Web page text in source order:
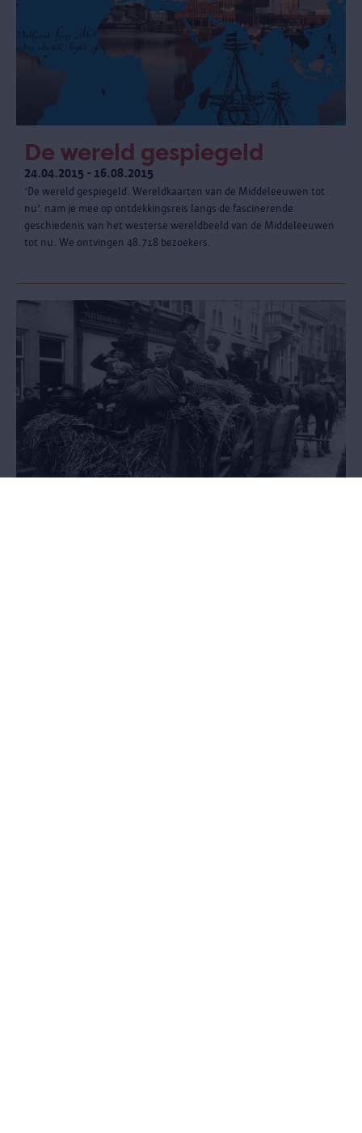
De wereld gespiegeld
24.04.2015 - 16.08.2015
‘De wereld gespiegeld. Wereldkaarten van de Middeleeuwen tot
nu’. nam je mee op ontdekkingsreis langs de fascinerende
geschiedenis van het westerse wereldbeeld van de Middeleeuwen
tot nu. We ontvingen 48.718 bezoekers.